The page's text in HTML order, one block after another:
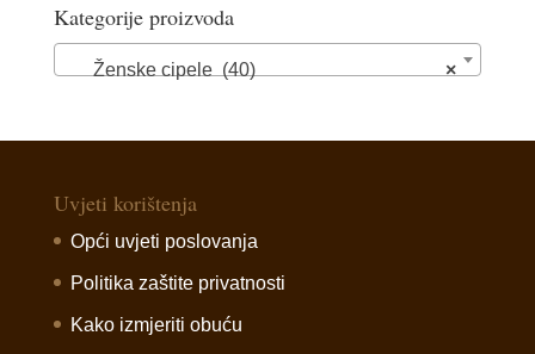
Kategorije proizvoda
×
Ženske cipele (40)
Uvjeti korištenja
Opći uvjeti poslovanja
Politika zaštite privatnosti
Kako izmjeriti obuću